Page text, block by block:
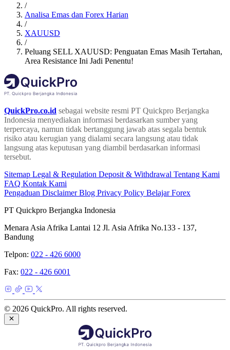
/
Analisa Emas dan Forex Harian
/
XAUUSD
/
Peluang SELL XAUUSD: Penguatan Emas Masih Tertahan,
Area Resistance Ini Jadi Penentu!
QuickPro.co.id sebagai website resmi PT Quickpro Berjangka
Indonesia menyediakan informasi berdasarkan sumber yang
terpercaya, namun tidak bertanggung jawab atas segala bentuk
risiko atau kerugian yang dialami secara langsung atau tidak
langsung atas keputusan yang diambil berdasarkan informasi
tersebut.
Sitemap Legal & Regulation Deposit & Withdrawal Tentang Kami
FAQ Kontak Kami
Pengaduan DisclaimerBlog Privacy Policy Belajar Forex
PT Quickpro Berjangka Indonesia
Menara Asia Afrika Lantai 12 Jl. Asia Afrika No.133 - 137,
Bandung
Telpon: 022 - 426 6000
Fax: 022 - 426 6001
© 2026 QuickPro. All rights reserved.